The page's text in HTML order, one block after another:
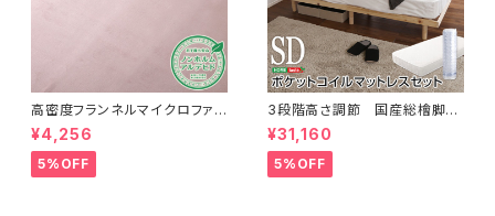
高密度フランネルマイクロファイ
バー・ラグマットLサイズ（200×2
50cm）洗えるラグマット｜ナル
トレア
¥4,256
5%OFF
3段階高さ調節 国産総檜脚付
きすのこベッド 【Pierna-ピエル
ナ-】(ポケットコイルロールマッ
トレス付き) セミダブル
¥31,160
5%OFF